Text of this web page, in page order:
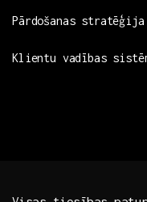
Pārdošanas stratēģija
Klientu vadības